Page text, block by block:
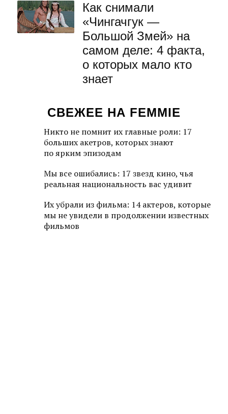
Как снимали
«Чингачгук —
Большой Змей» на
самом деле: 4 факта,
о которых мало кто
знает
СВЕЖЕЕ НА FEMMIE
Никто не помнит их главные роли: 17
больших акетров, которых знают
по ярким эпизодам
Мы все ошибались: 17 звезд кино, чья
реальная национальность вас удивит
Их убрали из фильма: 14 актеров, которые
мы не увидели в продолжении известных
фильмов